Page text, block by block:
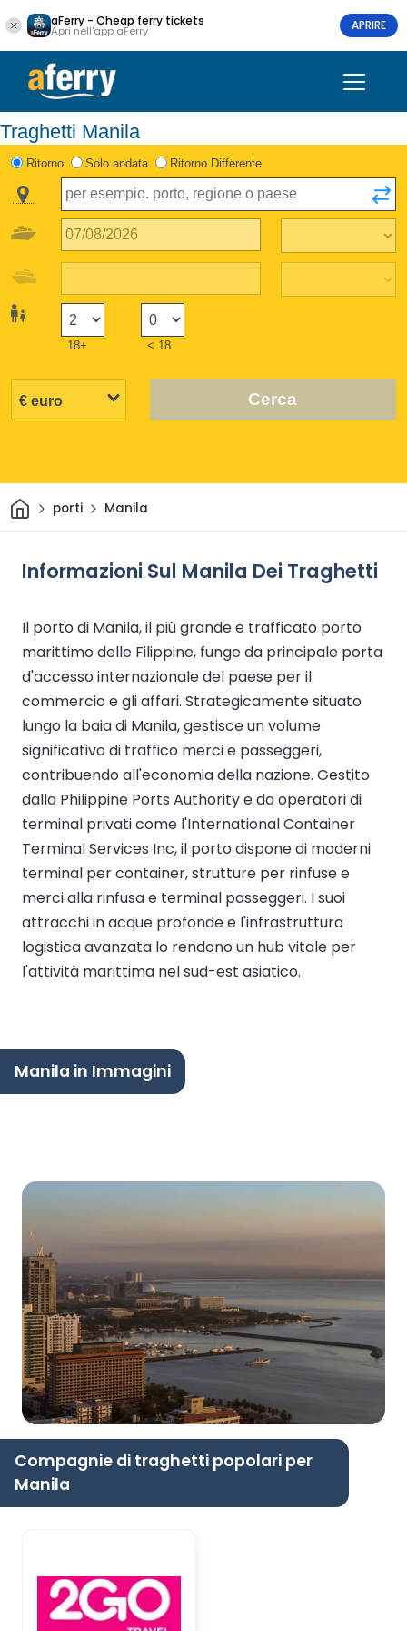
aFerry - Cheap ferry tickets
Apri nell'app aFerry APRIRE
Traghetti Manila
Ritorno Solo andata Ritorno Differente
18+ < 18
Cerca
Casaporti Manila
Informazioni Sul Manila Dei Traghetti
Il porto di Manila, il più grande e trafficato porto
marittimo delle Filippine, funge da principale porta
d'accesso internazionale del paese per il
commercio e gli affari. Strategicamente situato
lungo la baia di Manila, gestisce un volume
significativo di traffico merci e passeggeri,
contribuendo all'economia della nazione. Gestito
dalla Philippine Ports Authority e da operatori di
terminal privati come l'International Container
Terminal Services Inc, il porto dispone di moderni
terminal per container, strutture per rinfuse e
merci alla rinfusa e terminal passeggeri. I suoi
attracchi in acque profonde e l'infrastruttura
logistica avanzata lo rendono un hub vitale per
l'attività marittima nel sud-est asiatico.
Manila in Immagini
Compagnie di traghetti popolari per
Manila